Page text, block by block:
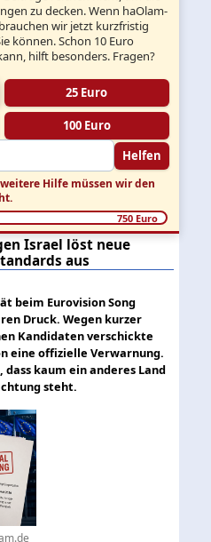
zu decken. Wenn haOlam-
wir jetzt kurzfristig
können. Schon 10 Euro
hilft besonders. Fragen?
25 Euro
100 Euro
Helfen
Hilfe müssen wir den
750 Euro
Israel löst neue
aus
beim Eurovision Song
Druck. Wegen kurzer
Kandidaten verschickte
eine offizielle Verwarnung.
kaum ein anderes Land
steht.